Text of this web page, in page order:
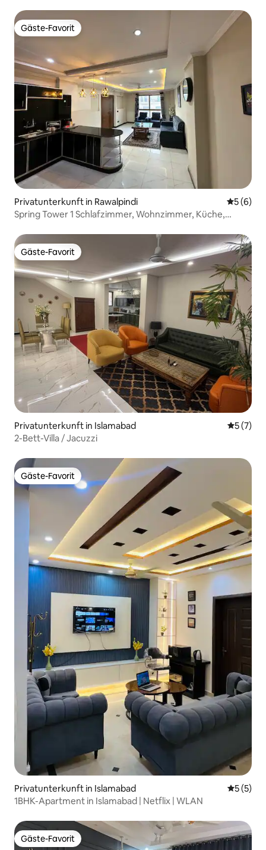
Gäste-Favorit
Gäste-Favorit
Privatunterkunft in Rawalpindi
5 (6)
Spring Tower 1 Schlafzimmer, Wohnzimmer, Küche,
Gäste-Favorit
Gäste-Favorit
Privatunterkunft in Islamabad
5 (7)
2-Bett-Villa / Jacuzzi
Gäste-Favorit
Gäste-Favorit
Privatunterkunft in Islamabad
5 (5)
1BHK-Apartment in Islamabad | Netflix | WLAN
Gäste-Favorit
Gäste-Favorit